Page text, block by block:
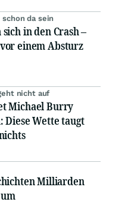
schon da sein
in den Crash –
einem Absturz
nicht auf
Michael Burry
Diese Wette taugt
Milliarden